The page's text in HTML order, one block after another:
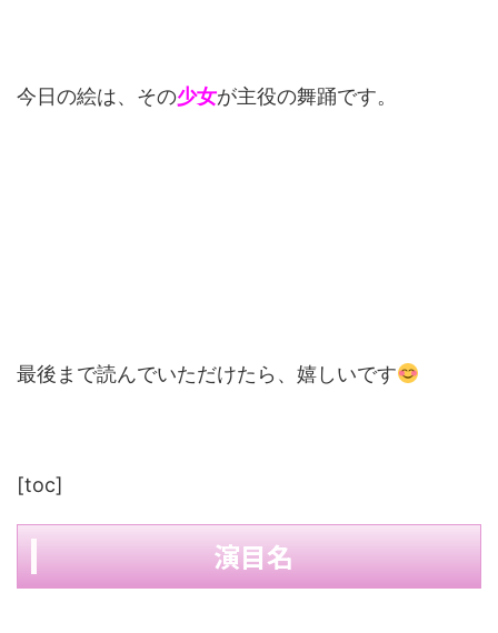
今日の絵は、その少女が主役の舞踊です。
最後まで読んでいただけたら、嬉しいです
[toc]
演目名